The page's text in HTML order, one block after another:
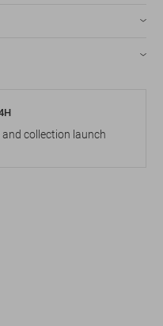
and collection launch